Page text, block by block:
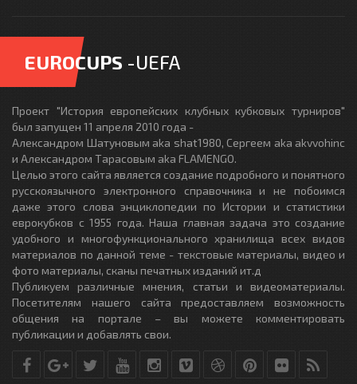
EUROCUPS -UEFA
Проект "История европейских клубных кубковых турниров"
был запущен 11 апреля 2010 года -
Александром Шатуновым aka shat1980, Сергеем aka akvvohinc
и Александром Тарасовым aka FLAMENGO.
Целью этого сайта является создание подробного и понятного
русскоязычного электронного справочника и не побоимся
даже этого слова энциклопедии по Истории и статистики
еврокубков с 1955 года. Наша главная задача это создание
удобного и многофункционального хранилища всех видов
материалов по данной теме - текстовые материалы, видео и
фото материалы, сканы печатных изданий ит.д
Публикуем различные мнения, статьи и видеоматериалы.
Посетителям нашего сайта предоставляем возможность
общения на портале – вы можете комментировать
публикации и добавлять свои.